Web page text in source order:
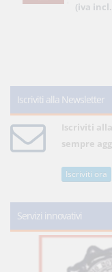
(iva
Iscriviti alla Newsletter
Iscriviti
sempre
Iscriviti ora
Servizi innovativi